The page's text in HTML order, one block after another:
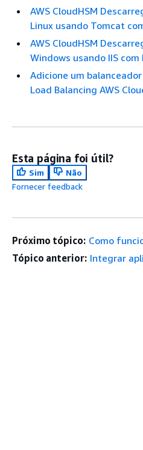
AWS CloudHSM
Linux usando Tomcat
AWS CloudHSM
Windows usando IIS com
Adicione um
Load Balancing AWS
Esta página foi útil?
Sim
Não
Fornecer feedback
Próximo tópico: Como
Tópico anterior: Integrar